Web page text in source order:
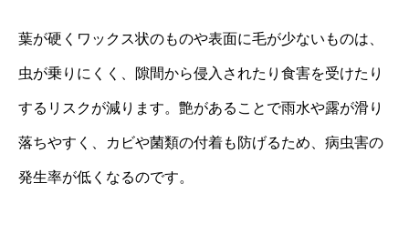
葉が硬くワックス状のものや表面に毛が少ないものは、
虫が乗りにくく、隙間から侵入されたり食害を受けたり
するリスクが減ります。艶があることで雨水や露が滑り
落ちやすく、カビや菌類の付着も防げるため、病虫害の
発生率が低くなるのです。